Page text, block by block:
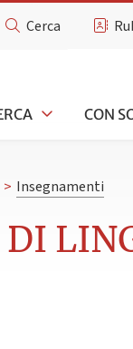
Cerca
CON
> Insegnamenti